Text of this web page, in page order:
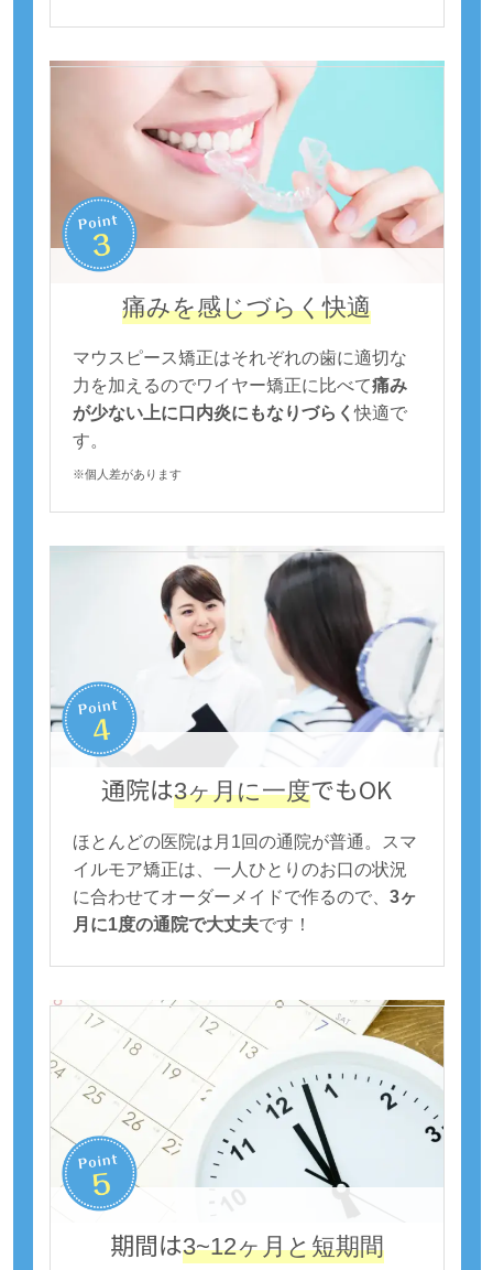
痛みを感じづらく快適
マウスピース矯正はそれぞれの歯に適切な
力を加えるのでワイヤー矯正に比べて痛み
が少ない上に口内炎にもなりづらく快適で
す。
※個人差があります
通院は3ヶ月に一度でもOK
ほとんどの医院は月1回の通院が普通。スマ
イルモア矯正は、一人ひとりのお口の状況
に合わせてオーダーメイドで作るので、 3ヶ
月に1度の通院で大丈夫です！
期間は3~12ヶ月と短期間